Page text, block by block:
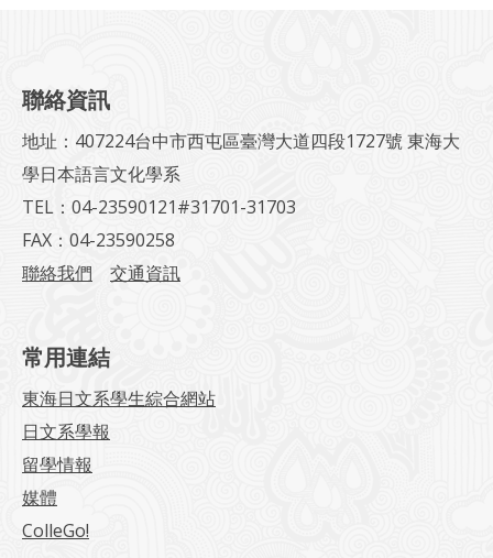
聯絡資訊
地址：407224台中市西屯區臺灣大道四段1727號 東海大
學日本語言文化學系
TEL：04-23590121#31701-31703
FAX：04-23590258
聯絡我們
交通資訊
常用連結
東海日文系學生綜合網站
日文系學報
留學情報
媒體
ColleGo!